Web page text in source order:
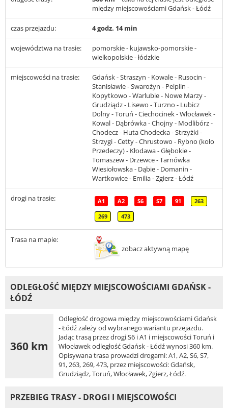
między miejscowościami Gdańsk - Łódź
czas przejazdu: 4 godz. 14 min
województwa na trasie:
pomorskie - kujawsko-pomorskie -
wielkopolskie - łódzkie
miejscowości na trasie:
Gdańsk - Straszyn - Kowale - Rusocin -
Stanisławie - Swarożyn - Pelplin -
Kopytkowo - Warlubie - Nowe Marzy -
Grudziądz - Lisewo - Turzno - Lubicz
Dolny - Toruń - Ciechocinek - Włocławek -
Kowal - Dąbrówka - Chojny - Modlibórz -
Chodecz - Huta Chodecka - Strzyżki -
Strzygi - Cetty - Chrustowo - Rybno (koło
Przedeczy) - Kłodawa - Głębokie -
Tomaszew - Drzewce - Tarnówka
Wiesiołowska - Dąbie - Domanin -
Wartkowice - Emilia - Zgierz - Łódź
drogi na trasie: A1 A2 S6 S7 91 263
269 473
Trasa na mapie:
zobacz aktywną mapę
ODLEGŁOŚĆ MIĘDZY MIEJSCOWOŚCIAMI GDAŃSK -
ŁÓDŹ
360 km
Odległość drogowa między miejscowościami Gdańsk
- Łódź zależy od wybranego wariantu przejazdu.
Jadąc trasą przez drogi S6 i A1 i miejscowości Toruń i
Włocławek odległość Gdańsk - Łódź wynosi 360 km.
Opisywana trasa prowadzi drogami: A1, A2, S6, S7,
91, 263, 269, 473, przez miejscowości: Gdańsk,
Grudziądz, Toruń, Włocławek, Zgierz, Łódź.
PRZEBIEG TRASY - DROGI I MIEJSCOWOŚCI